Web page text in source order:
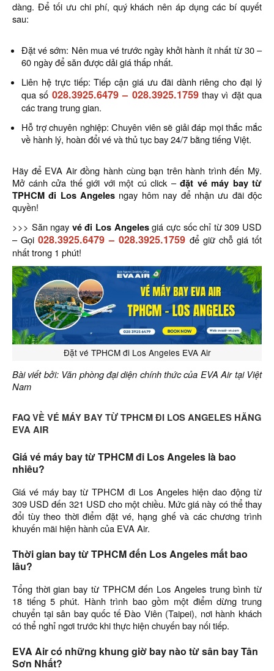
dàng. Để tối ưu chi phí, quý khách nên áp dụng các bí quyết
sau:
Đặt vé sớm: Nên mua vé trước ngày khởi hành ít nhất từ 30 –
60 ngày để săn được dải giá thấp nhất.
Liên hệ trực tiếp: Tiếp cận giá ưu đãi dành riêng cho đại lý
qua số 028.3925.6479– 028.3925.1759thay vì đặt qua
các trang trung gian.
Hỗ trợ chuyên nghiệp: Chuyên viên sẽ giải đáp mọi thắc mắc
về hành lý, hoàn đổi vé và thủ tục bay 24/7 bằng tiếng Việt.
Hãy để EVA Air đồng hành cùng bạn trên hành trình đến Mỹ.
Mở cánh cửa thế giới với một cú click – đặt vé máy bay từ
TPHCM đi Los Angeles ngay hôm nay để nhận ưu đãi độc
quyền!
>>> Săn ngay vé đi Los Angelesgiá cực sốc chỉ từ 309 USD
– Gọi028.3925.6479 –028.3925.1759 để giữ chỗ giá tốt
nhất trong 1 phút!
Đặt vé TPHCM đi Los Angeles EVA Air
Bài viết bởi: Văn phòng đại diện chính thức của EVA Air tại Việt
Nam
FAQ VỀ VÉ MÁY BAY TỪ TPHCM ĐI LOS ANGELES HÃNG
EVA AIR
Giá vé máy bay từ TPHCM đi Los Angeles là bao
nhiêu?
Giá vé máy bay từ TPHCM đi Los Angeles hiện dao động từ
309 USD đến 321 USD cho một chiều. Mức giá này có thể thay
đổi tùy theo thời điểm đặt vé, hạng ghế và các chương trình
khuyến mãi hiện hành của EVA Air.
Thời gian bay từ TPHCM đến Los Angeles mất bao
lâu?
Tổng thời gian bay từ TPHCM đến Los Angeles trung bình từ
18 tiếng 5 phút. Hành trình bao gồm một điểm dừng trung
chuyển tại sân bay quốc tế Đào Viên (Taipei), nơi hành khách
có thể nghỉ ngơi trước khi thực hiện chuyến bay nối tiếp.
EVA Air có những khung giờ bay nào từ sân bay Tân
Sơn Nhất?